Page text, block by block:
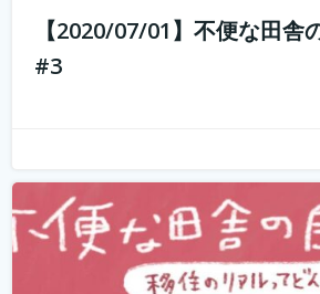
【2020/07/01】不便な田舎
#3
る。 「不便な田舎の自由な暮ら